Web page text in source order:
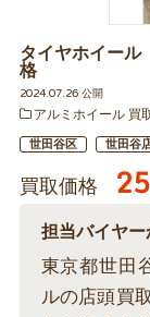
タイヤホイー
格
2024.07.26 公開
アルミホイール 買
世田谷区 世田谷
買取価格
担当バイヤー
東京都世田
ルの店頭買